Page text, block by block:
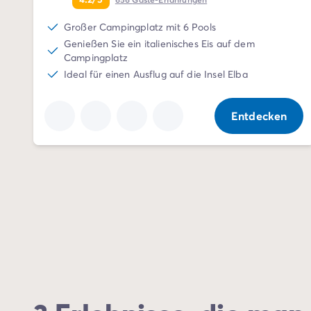
Nach Reiseziel
Campingplatz Adria
Campingplatz Atlantik
Campingplatz Baskenland
Campingplatz Camargue
Campingplatz Ile de Ré
Großer Campingplatz mit 6 Pools
Genießen Sie ein italienisches Eis auf dem
Campingplatz
Ideal für einen Ausflug auf die Insel Elba
Entdecken